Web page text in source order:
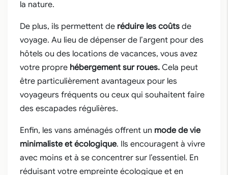
la nature.
De plus, ils permettent de réduire les coûts de
voyage. Au lieu de dépenser de l’argent pour des
hôtels ou des locations de vacances, vous avez
votre propre hébergement sur roues. Cela peut
être particulièrement avantageux pour les
voyageurs fréquents ou ceux qui souhaitent faire
des escapades régulières.
Enfin, les vans aménagés offrent un mode de vie
minimaliste et écologique. Ils encouragent à vivre
avec moins et à se concentrer sur l’essentiel. En
réduisant votre empreinte écologique et en